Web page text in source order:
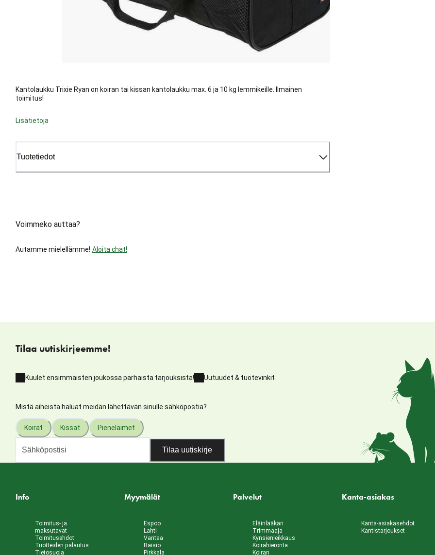
Kantolaukku Trixie Ryan on koiran tai kissan kantolaukku max. 6 ja 10 kg lemmikeille. Ilmainen
toimitus!
Lisätietoja
Tuotetiedot
Voimmeko auttaa?
Autamme mielellämme! Aloita chat!
Tilaa uutiskirjeemme!
Kuulet ensimmäisten joukossa parhaista tarjouksista! Uutuudet & tuotevinkit
Mistä aiheista haluat meidän lähettävän sinulle sähköpostia?
Koirat Kissat Pieneläimet
Tilaa uutiskirje
Info
Toimitus- ja
maksutavat
Toimitusehdot
Tuotteiden palautus
Tietosuoja
Myymälät
Espoo
Lahti
Vantaa
Raisio
Pirkkala
Palvelut
Eläinlääkäri
Trimmaaja
Kynsienleikkaus
Koirahieronta
Koiran
Kanta-asiakas
Kanta-asiakasehdot
Kantistarjoukset